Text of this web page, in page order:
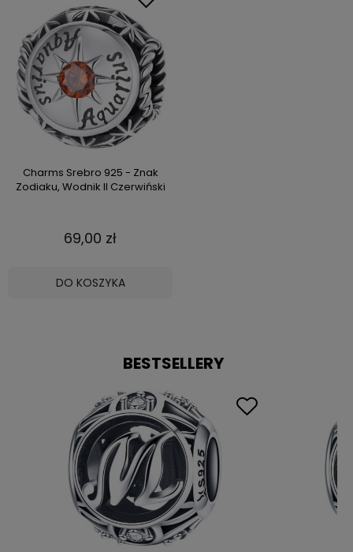
Charms Srebro 925 - Znak
Zodiaku, Wodnik II Czerwiński
69,00 zł
DO KOSZYKA
BESTSELLERY